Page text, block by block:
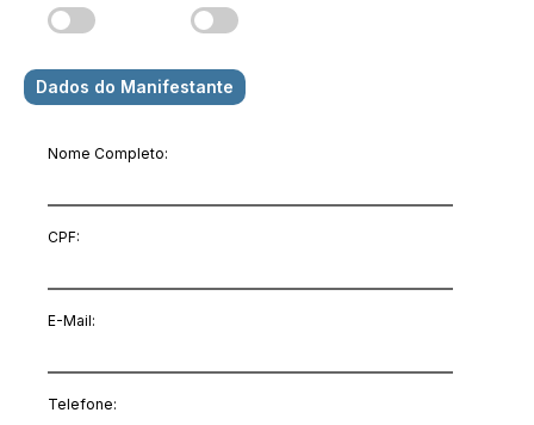
Dados do Manifestante
Nome Completo:
CPF:
E-Mail:
Telefone: